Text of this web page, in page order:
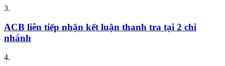
3.
ACB liên tiếp nhận kết luận thanh tra tại 2 chi
nhánh
4.